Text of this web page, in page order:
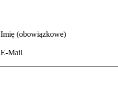
Imię (obowiązkowe)
E-Mail